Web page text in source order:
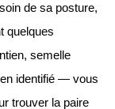
de sa posture,
quelques
semelle
identifié — vous
trouver la paire